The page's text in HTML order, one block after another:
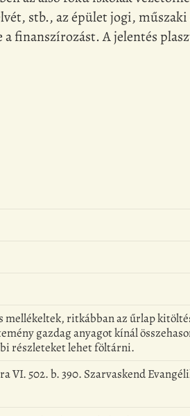
stb., az épület jogi,
finanszírozást. A jelentés
mellékeltek, ritkábban az űrlap
gazdag anyagot kínál
részleteket lehet föltárni.
VI. 502. b. 390. Szarvaskend